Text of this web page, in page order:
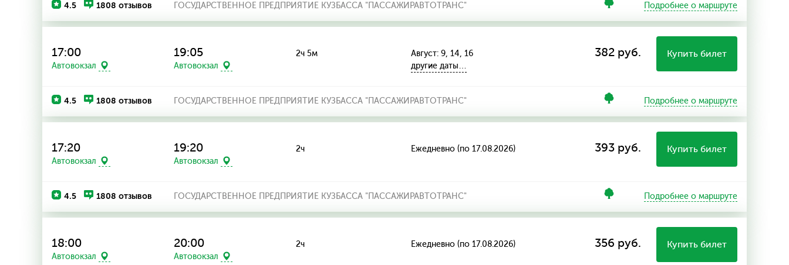
4.5 1808 отзывов ГОСУДАРСТВЕННОЕ ПРЕДПРИЯТИЕ КУЗБАССА "ПАССАЖИРАВТОТРАНС" Подробнее о маршруте
17:00
Автовокзал
19:05
Автовокзал
2ч 5м
Август: 9, 14, 16
другие даты…
382 руб. Купить билет
4.5 1808 отзывов ГОСУДАРСТВЕННОЕ ПРЕДПРИЯТИЕ КУЗБАССА "ПАССАЖИРАВТОТРАНС" Подробнее о маршруте
17:20
Автовокзал
19:20
Автовокзал
2ч Ежедневно (по 17.08.2026) 393 руб. Купить билет
4.5 1808 отзывов ГОСУДАРСТВЕННОЕ ПРЕДПРИЯТИЕ КУЗБАССА "ПАССАЖИРАВТОТРАНС" Подробнее о маршруте
18:00
Автовокзал
20:00
Автовокзал
2ч Ежедневно (по 17.08.2026) 356 руб. Купить билет